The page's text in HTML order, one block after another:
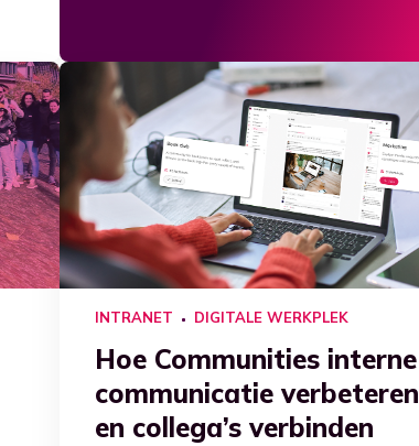
INTRANET DIGITALE WERKPLEK
Hoe Communities interne
communicatie verbeteren
en collega’s verbinden